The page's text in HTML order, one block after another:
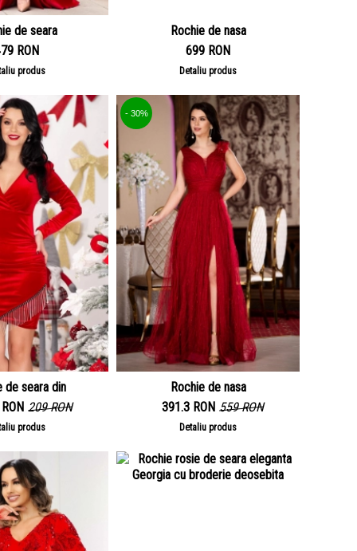
de seara
RON
produs
Rochie de nasa
699 RON
Detaliu produs
de seara din
209 RON
produs
Rochie de nasa
- 30%
391.3 RON 559 RON
Detaliu produs